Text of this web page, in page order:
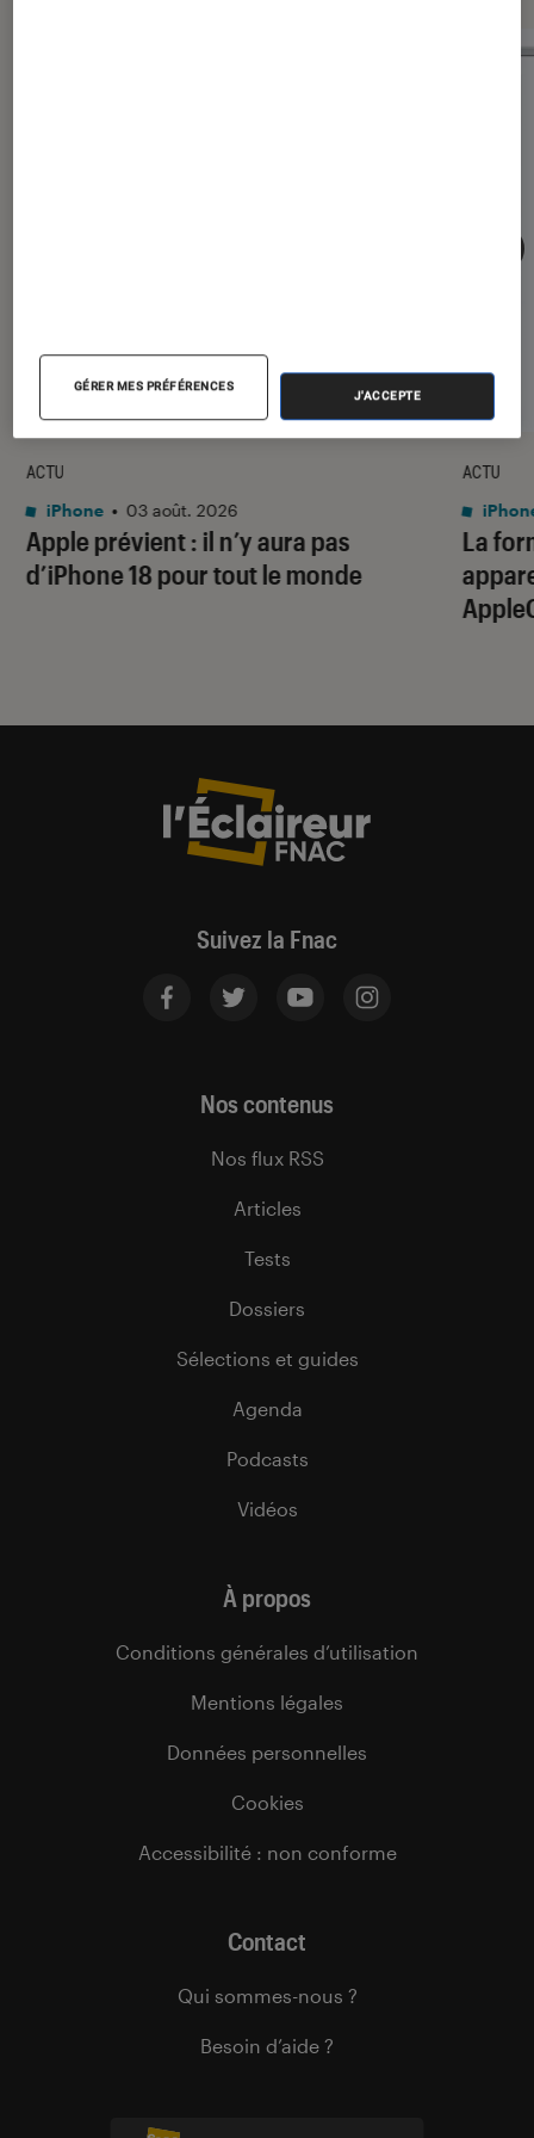
Apple prévient : il n’y aura pas
d’iPhone 18 pour tout le monde
ACTU
iPhone • 03 août. 2026
La
ACTU
Suivez la Fnac
Nos contenus
Nos flux RSS
Articles
Tests
Dossiers
Sélections et guides
Agenda
Podcasts
Vidéos
À propos
Conditions générales d’utilisation
Mentions légales
Données personnelles
Cookies
Accessibilité : non conforme
Contact
Qui sommes-nous ?
Besoin d’aide ?
GÉRER MES PRÉFÉRENCES
J'ACCEPTE